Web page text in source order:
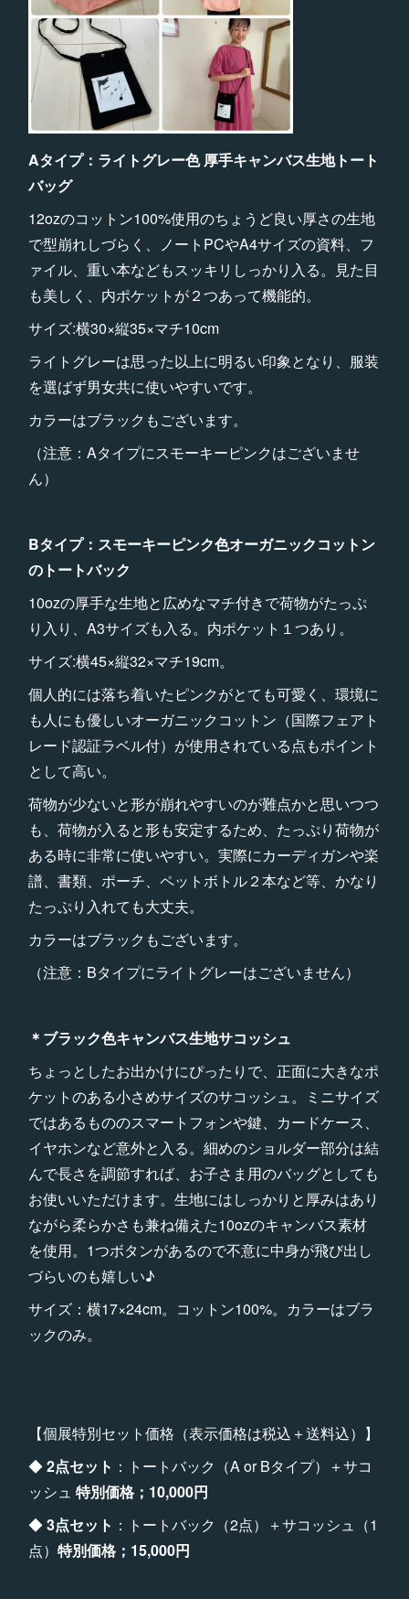
Aタイプ：ライトグレー色 厚手キャンバス生地トート
バッグ
12ozのコットン100%使用のちょうど良い厚さの生地
で型崩れしづらく、ノートPCやA4サイズの資料、フ
ァイル、重い本などもスッキリしっかり入る。見た目
も美しく、内ポケットが２つあって機能的。
サイズ:横30×縦35×マチ10cm
ライトグレーは思った以上に明るい印象となり、服装
を選ばず男女共に使いやすいです。
カラーはブラックもございます。
（注意：Aタイプにスモーキーピンクはございませ
ん）
Bタイプ：スモーキーピンク色オーガニックコットン
のトートバック
10ozの厚手な生地と広めなマチ付きで荷物がたっぷ
り入り、A3サイズも入る。内ポケット１つあり。
サイズ:横45×縦32×マチ19cm。
個人的には落ち着いたピンクがとても可愛く、環境に
も人にも優しいオーガニックコットン（国際フェアト
レード認証ラベル付）が使用されている点もポイント
として高い。
荷物が少ないと形が崩れやすいのが難点かと思いつつ
も、荷物が入ると形も安定するため、たっぷり荷物が
ある時に非常に使いやすい。実際にカーディガンや楽
譜、書類、ポーチ、ペットボトル２本など等、かなり
たっぷり入れても大丈夫。
カラーはブラックもございます。
（注意：Bタイプにライトグレーはございません）
＊ブラック色キャンバス生地サコッシュ
ちょっとしたお出かけにぴったりで、正面に大きなポ
ケットのある小さめサイズのサコッシュ。ミニサイズ
ではあるもののスマートフォンや鍵、カードケース、
イヤホンなど意外と入る。細めのショルダー部分は結
んで長さを調節すれば、お子さま用のバッグとしても
お使いいただけます。生地にはしっかりと厚みはあり
ながら柔らかさも兼ね備えた10ozのキャンバス素材
を使用。1つボタンがあるので不意に中身が飛び出し
づらいのも嬉しい♪
サイズ：横17×24cm。コットン100%。カラーはブラ
ックのみ。
【個展特別セット価格（表示価格は税込＋送料込）】
◆2点セット ：トートバック（A or Bタイプ）＋サコ
ッシュ 特別価格；10,000円
◆3点セット ：トートバック（2点）＋サコッシュ（1
点） 特別価格；15,000円